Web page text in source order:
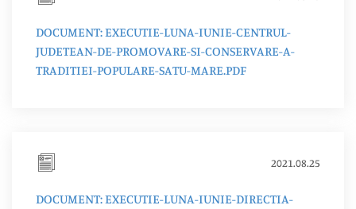
DOCUMENT: EXECUTIE-LUNA-IUNIE-CENTRUL-
JUDETEAN-DE-PROMOVARE-SI-CONSERVARE-A-
TRADITIEI-POPULARE-SATU-MARE.PDF
2021.08.25
DOCUMENT: EXECUTIE-LUNA-IUNIE-DIRECTIA-